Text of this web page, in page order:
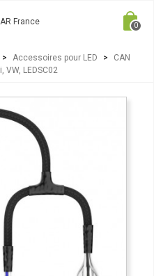
0
> Accessoires pour LED >
CAN
VW, LEDSC02